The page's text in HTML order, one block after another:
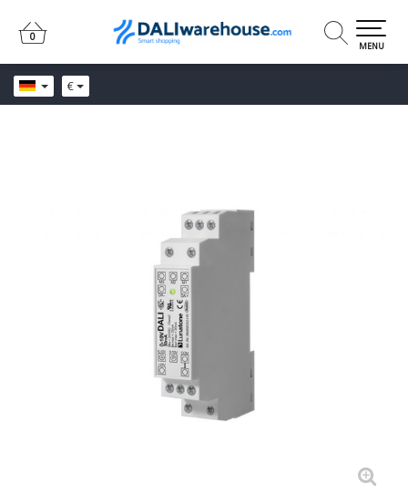
€
0
0
MENU